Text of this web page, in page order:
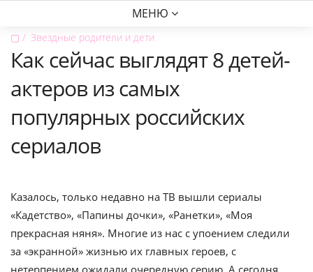
МЕНЮ
▢ Звездные родители и дети
Как сейчас выглядят 8 детей-
актеров из самых
популярных российских
сериалов
Казалось, только недавно на ТВ вышли сериалы
«Кадетство», «Папины дочки», «Ранетки», «Моя
прекрасная няня». Многие из нас с упоением следили
за «экранной» жизнью их главных героев, с
нетерпением ожидали очередную серию. А сегодня